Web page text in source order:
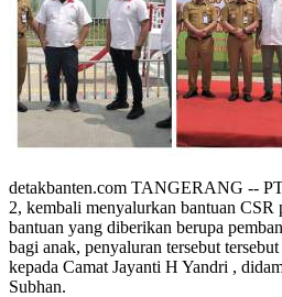
detakbanten.com TANGERANG --
2, kembali menyalurkan bantuan CSR
bantuan yang diberikan berupa
bagi anak, penyaluran tersebut
kepada Camat Jayanti H Yandri ,
Subhan.